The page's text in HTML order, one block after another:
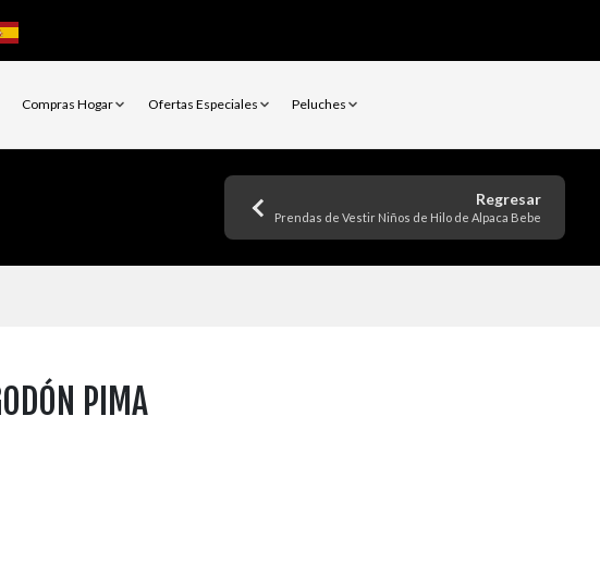
Compras Hogar Ofertas Especiales Peluches
Regresar
Prendas de Vestir Niños de Hilo de Alpaca Bebe
PIMA